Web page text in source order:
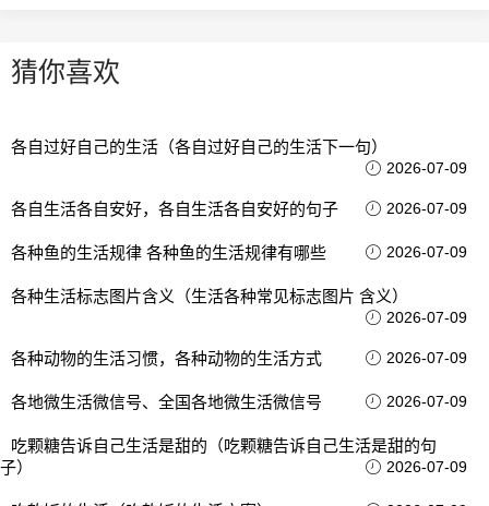
猜你喜欢
各自过好自己的生活（各自过好自己的生活下一句）
2026-07-09
各自生活各自安好，各自生活各自安好的句子 2026-07-09
各种鱼的生活规律 各种鱼的生活规律有哪些 2026-07-09
各种生活标志图片含义（生活各种常见标志图片 含义）
2026-07-09
各种动物的生活习惯，各种动物的生活方式 2026-07-09
各地微生活微信号、全国各地微生活微信号 2026-07-09
吃颗糖告诉自己生活是甜的（吃颗糖告诉自己生活是甜的句
子）
2026-07-09